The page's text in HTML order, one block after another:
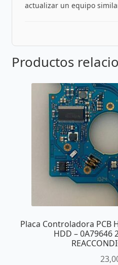
actualizar un equipo
Productos
Placa Controladora PCB
HDD – 0A79646